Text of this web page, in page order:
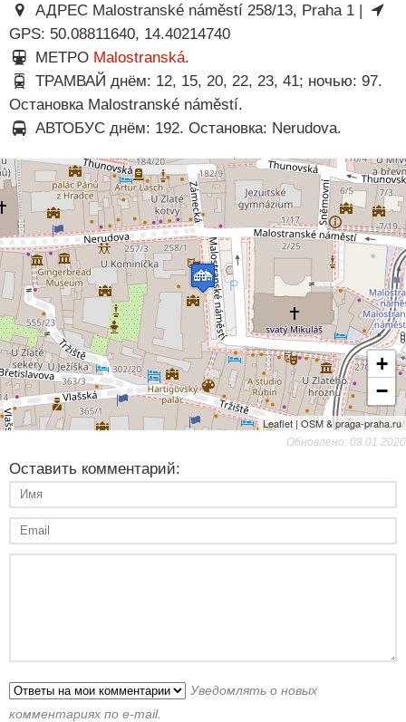
АДРЕС Malostranské náměstí 258/13, Praha 1 |
GPS: 50.08811640, 14.40214740
МЕТРО Malostranská.
ТРАМВАЙ днём: 12, 15, 20, 22, 23, 41; ночью: 97.
Остановка Malostranské náměstí.
АВТОБУС днём: 192. Остановка: Nerudova.
+
−
Leaflet | OSM & praga-praha.ru
Обновлено: 08.01.2020
Оставить комментарий:
Уведомлять о новых
комментариях по e-mail.